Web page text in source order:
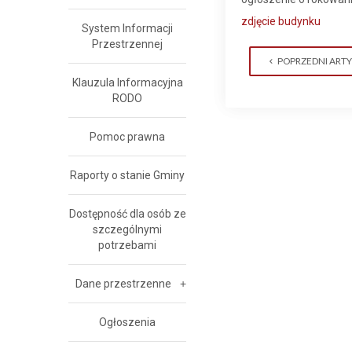
zdjęcie budynku
POPRZEDNI
System Informacji
Przestrzennej
Klauzula Informacyjna
RODO
Pomoc prawna
Raporty o stanie Gminy
Dostępność dla osób ze
szczególnymi
potrzebami
Dane przestrzenne
Ogłoszenia